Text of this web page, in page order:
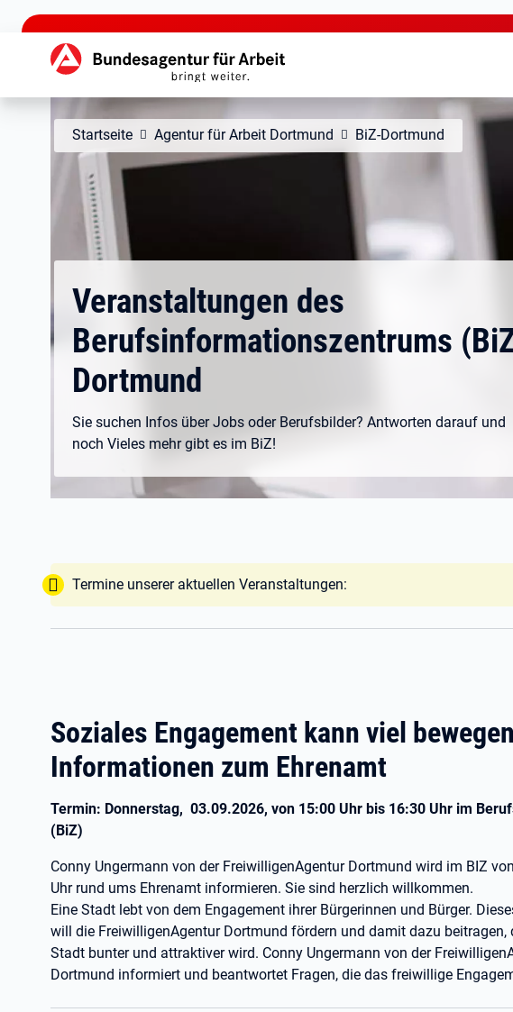
zu den Hauptinhalten springen
Hauptnavigation
Startseite Agentur für Arbeit Dortmund BiZ-Dortmund
Veranstaltungen des
Berufsinformationszentrums
Dortmund
Sie suchen Infos über Jobs oder Berufsbilder? Antworten darauf und
noch Vieles mehr gibt es im BiZ!
Tipp:
Termine unserer aktuellen Veranstaltungen:
Soziales Engagement kann viel
Informationen zum Ehrenamt
Termin: Donnerstag, 03.09.2026, von 15:00 Uhr bis 16:30 Uhr im
(BiZ)
Conny Ungermann von der FreiwilligenAgentur Dortmund wird im BIZ
Uhr rund ums Ehrenamt informieren. Sie sind herzlich willkommen.
Eine Stadt lebt von dem Engagement ihrer Bürgerinnen und Bürger.
will die FreiwilligenAgentur Dortmund fördern und damit dazu beitragen,
Stadt bunter und attraktiver wird. Conny Ungermann von der
Dortmund informiert und beantwortet Fragen, die das freiwillige